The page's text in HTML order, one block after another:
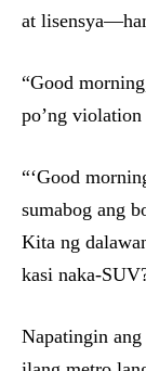
at
“Good
po’ng violation
“‘Good
sumabog ang
Kita ng
kasi naka-
Napatingin